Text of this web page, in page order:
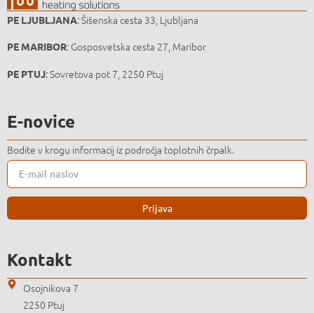
PE LJUBLJANA: Šišenska cesta 33, Ljubljana
PE MARIBOR: Gosposvetska cesta 27, Maribor
PE PTUJ: Sovretova pot 7, 2250 Ptuj
E-novice
Bodite v krogu informacij iz področja toplotnih črpalk.
Prijava
Kontakt
Osojnikova 7
2250 Ptuj